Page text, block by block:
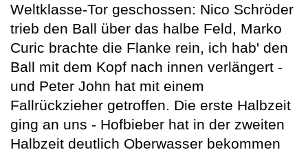
Weltklasse-Tor geschossen: Nico Schröder
trieb den Ball über das halbe Feld, Marko
Curic brachte die Flanke rein, ich hab' den
Ball mit dem Kopf nach innen verlängert -
und Peter John hat mit einem
Fallrückzieher getroffen. Die erste Halbzeit
ging an uns - Hofbieber hat in der zweiten
Halbzeit deutlich Oberwasser bekommen